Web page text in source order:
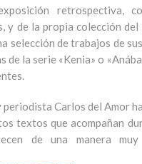
retrospectiva,
y de la propia colección
selección de trabajos de
de la serie «Kenia» o
periodista Carlos del Amor
textos que acompañan
de una manera